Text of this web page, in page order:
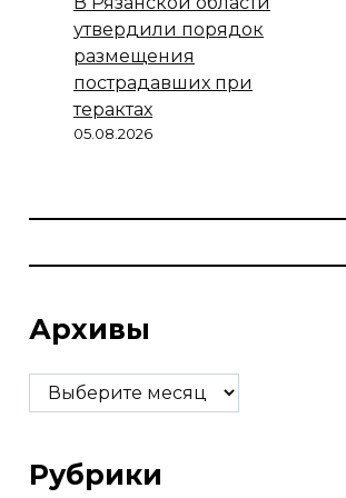
утвердили порядок
размещения
пострадавших при
терактах
05.08.2026
Архивы
Архивы
Рубрики